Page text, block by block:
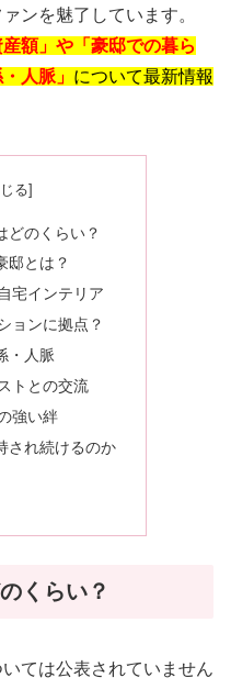
ンを魅了しています。
産額」や「豪邸での暮ら
人脈」 について最新情報
どのくらい？
邸とは？
宅インテリア
ョンに拠点？
・人脈
トとの交流
強い絆
され続けるのか
くらい？
ては公表されていません